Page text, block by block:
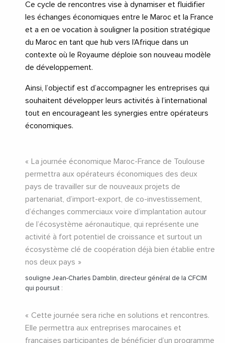
Ce cycle de rencontres vise à dynamiser et fluidifier
les échanges économiques entre le Maroc et la France
et a en oe vocation à souligner la position stratégique
du Maroc en tant que hub vers l’Afrique dans un
contexte où le Royaume déploie son nouveau modèle
de développement.
Ainsi, l’objectif est d’accompagner les entreprises qui
souhaitent développer leurs activités à l’international
tout en encourageant les synergies entre opérateurs
économiques.
La journée économique Maroc-France de Toulouse
permettra aux opérateurs économiques des deux
pays de travailler sur de nouveaux projets de
partenariat, d’import-export, de co-investissement,
d’échanges commerciaux voire d’implantation autour
de l’écosystème aéronautique, qui représente une
activité à fort potentiel de croissance et surtout un
écosystème clé de coopération déjà bien établie entre
nos deux pays
souligne Jean-Charles Damblin, directeur général de la CFCIM
qui poursuit :
Cette journée sera riche en solutions et rencontres.
Elle permettra aux entreprises marocaines et
françaises participantes de bénéficier d’un programme